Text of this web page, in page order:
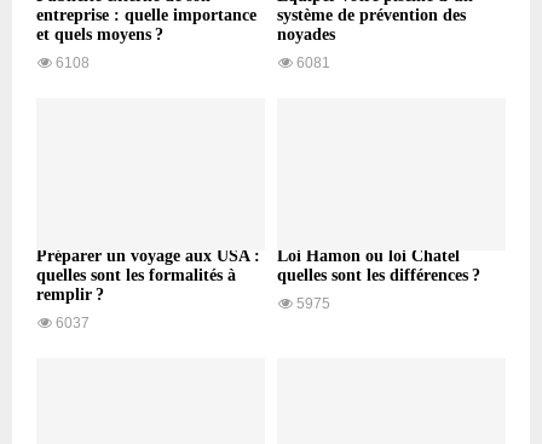
entreprise : quelle importance
et quels moyens ?
6108
système de prévention des
noyades
6081
Préparer un voyage aux USA :
quelles sont les formalités à
remplir ?
6037
Loi Hamon ou loi Chatel
quelles sont les différences ?
5975